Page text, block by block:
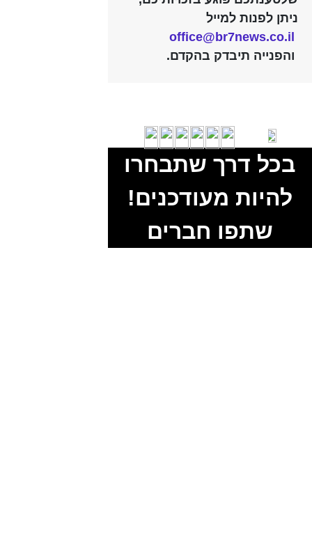
ניתן לפנות למייל
office@br7news.co.il
והפנייה תיבדק בהקדם.
בכל דרך שתבחרו
להיות מעודכנים!
שתפו חברים